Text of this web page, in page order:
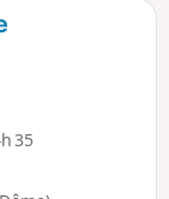
35